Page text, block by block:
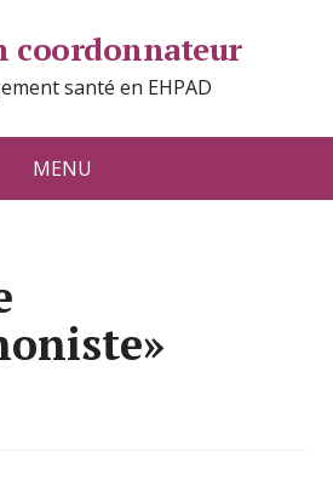
coordonnateur
santé en EHPAD
MENU